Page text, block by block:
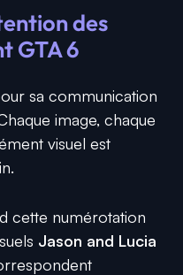
des
GTA 6
sa communication
image, chaque
visuel est
cette numérotation
Jason and Lucia